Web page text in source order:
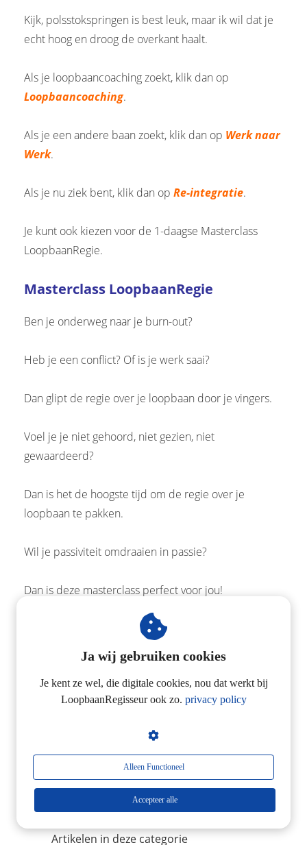
Kijk, polsstokspringen is best leuk, maar ik wil dat je
echt hoog en droog de overkant haalt.
Als je loopbaancoaching zoekt, klik dan op
Loopbaancoaching.
Als je een andere baan zoekt, klik dan op Werk naar
Werk.
Als je nu ziek bent, klik dan op Re-integratie.
Je kunt ook kiezen voor de 1-daagse Masterclass
LoopbaanRegie.
Masterclass LoopbaanRegie
Ben je onderweg naar je burn-out?
Heb je een conflict? Of is je werk saai?
Dan glipt de regie over je loopbaan door je vingers.
Voel je je niet gehoord, niet gezien, niet
gewaardeerd?
Dan is het de hoogste tijd om de regie over je
loopbaan te pakken.
Wil je passiviteit omdraaien in passie?
Dan is deze masterclass perfect voor jou!
Wil je stoppen met depri zijn op je werk?
Boost dan nu je loopbaan!
Don't be lazy. Get in control!
Masterclass
Op je LoopbaanSucces,
Artikelen in deze categorie
Ja wij gebruiken cookies
Je kent ze wel, die digitale cookies, nou dat werkt bij
LoopbaanRegisseur ook zo. privacy policy
Alleen Functioneel
Accepteer alle